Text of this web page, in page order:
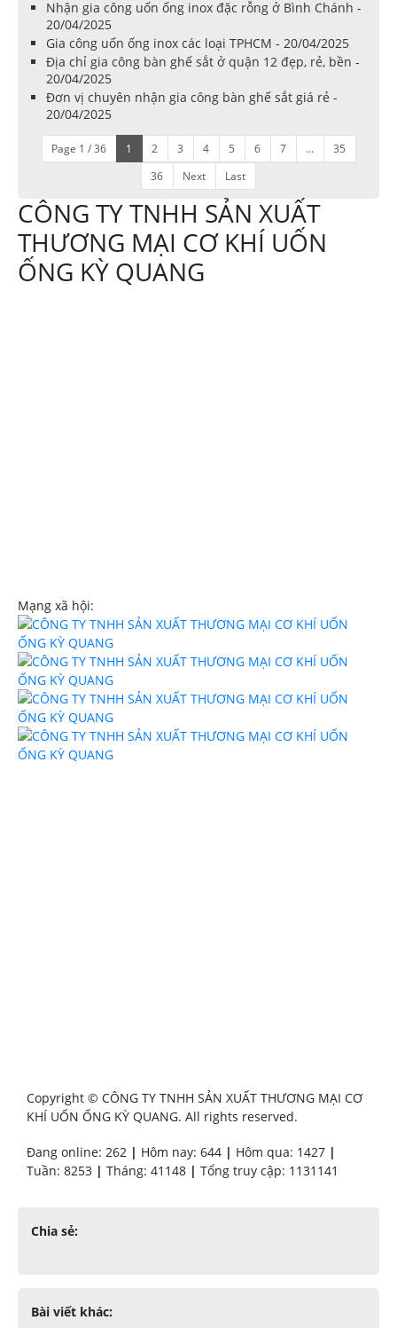
Nhận gia công uốn ống inox đặc rỗng ở Bình Chánh -
20/04/2025
Gia công uốn ống inox các loại TPHCM - 20/04/2025
Địa chỉ gia công bàn ghế sắt ở quận 12 đẹp, rẻ, bền -
20/04/2025
Đơn vị chuyên nhận gia công bàn ghế sắt giá rẻ -
20/04/2025
Page 1 / 36 1 2 3 4 5 6 7 ...
35
36
Next Last
CÔNG TY TNHH SẢN XUẤT
THƯƠNG MẠI CƠ KHÍ UỐN
ỐNG KỲ QUANG
Mạng xã hội:
Copyright © CÔNG TY TNHH SẢN XUẤT THƯƠNG MẠI CƠ
KHÍ UỐN ỐNG KỲ QUANG. All rights reserved.
Đang online: 262 | Hôm nay: 644 | Hôm qua: 1427 |
Tuần: 8253 | Tháng: 41148 | Tổng truy cập: 1131141
Chia sẻ:
Bài viết khác: